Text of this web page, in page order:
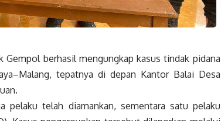
berhasil mengungkap kasus tindak pidana
tepatnya di depan Kantor Balai Desa
telah diamankan, sementara satu pelaku